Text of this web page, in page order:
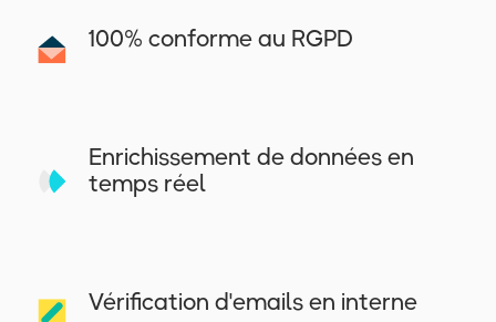
100% conforme au RGPD
Enrichissement de données en
temps réel
Vérification d'emails en interne